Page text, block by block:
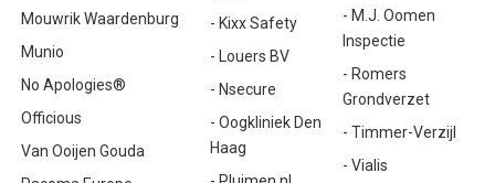
Mouwrik Waardenburg
Munio
No Apologies®
Officious
Van Ooijen Gouda
- Kixx Safety
- Louers BV
- Nsecure
- Oogkliniek Den
Haag
- M.J. Oomen
Inspectie
- Romers
Grondverzet
- Timmer-Verzijl
- Vialis